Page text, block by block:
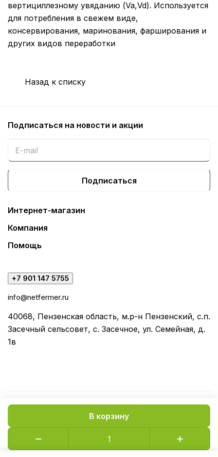
В корзину
вертициллезному увяданию (Va,Vd). Используется
для потребления в свежем виде,
консервирования, маринования, фарширования и
других видов переработки
Назад к списку
Подписаться на новости и акции
Подписаться
Интернет-магазин
Компания
Помощь
+7 901 147 5755
info@netfermer.ru
40068, Пензенская область, м.р-н Пензенский, с.п.
Засечный сельсовет, с. Засечное, ул. Семейная, д.
1в